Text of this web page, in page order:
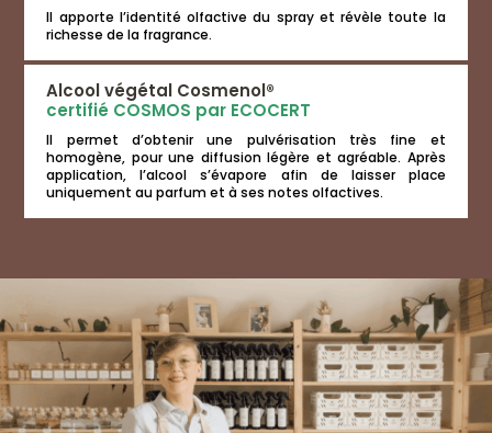
Il apporte l’identité olfactive du spray et révèle toute la
richesse de la fragrance.
Alcool végétal Cosmenol®
certifié COSMOS par ECOCERT
Il permet d’obtenir une pulvérisation très fine et
homogène, pour une diffusion légère et agréable. Après
application, l’alcool s’évapore afin de laisser place
uniquement au parfum et à ses notes olfactives.